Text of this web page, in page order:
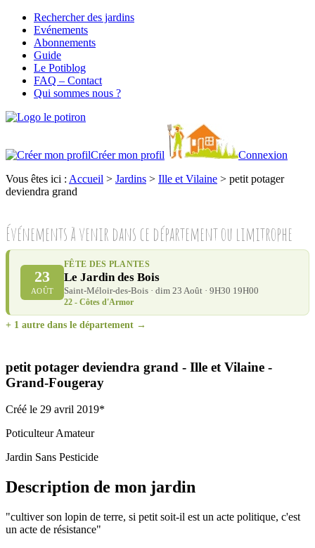
Rechercher des jardins
Evénements
Abonnements
Guide
Le Potiblog
FAQ – Contact
Qui sommes nous ?
Créer mon profil
Connexion
Vous êtes ici : Accueil > Jardins > Ille et Vilaine > petit potager
deviendra grand
petit potager deviendra grand - Ille et Vilaine -
Grand-Fougeray
Événements à venir dans ce département ou limitrophe
23
AOÛT
FÊTE DES PLANTES
Le Jardin des Bois
Saint-Méloir-des-Bois · dim 23 Août · 9H30 19H00
22 - Côtes d'Armor
+ 1 autre dans le département →
Créé le 29 avril 2019*
Poticulteur Amateur
Jardin Sans Pesticide
Description de mon jardin
"cultiver son lopin de terre, si petit soit-il est un acte politique, c'est
un acte de résistance"